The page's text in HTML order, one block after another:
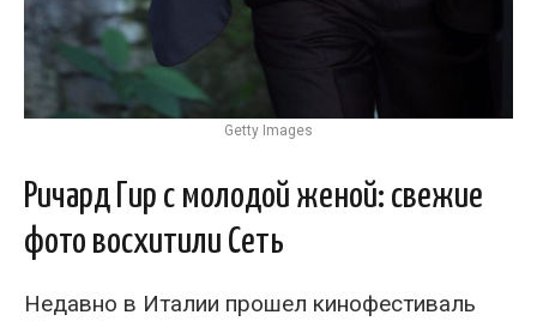
Getty Images
Ричард Гир с молодой женой: свежие
фото восхитили Сеть
Недавно в Италии прошел кинофестиваль